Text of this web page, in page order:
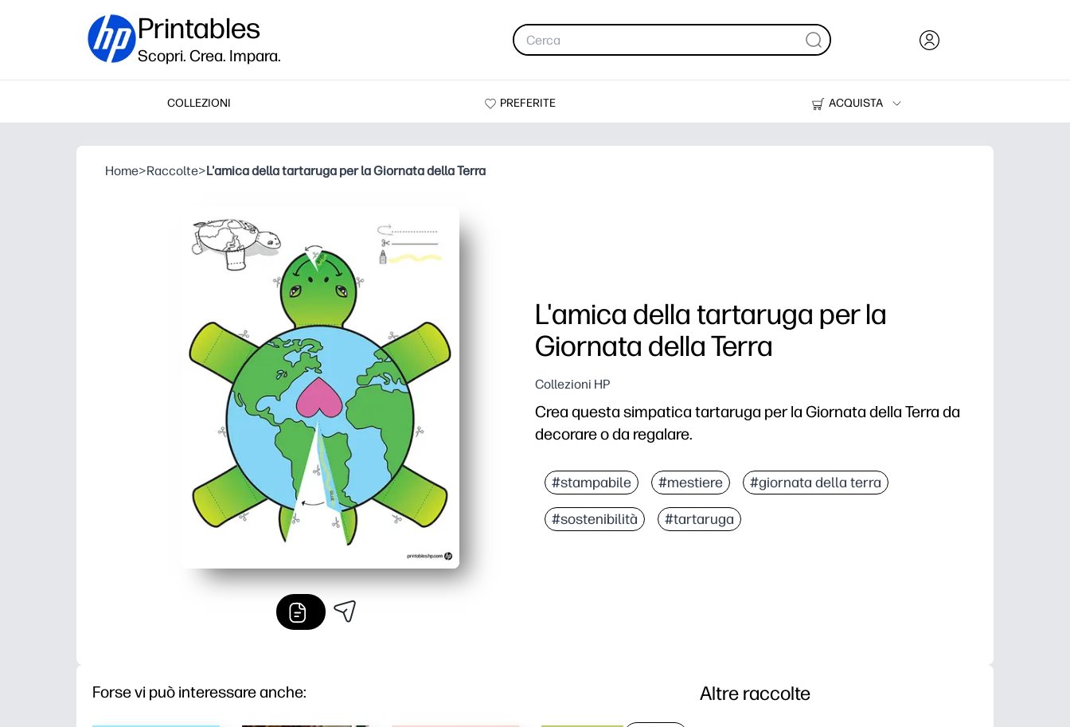
Printables
Scopri. Crea. Impara.
COLLEZIONI PREFERITE
ACQUISTA
Stampanti
Home>Raccolte>L'amica della tartaruga per la Giornata della Terra
L'amica della tartaruga per la
Giornata della Terra
Collezioni HP
Crea questa simpatica tartaruga per la Giornata della Terra da
decorare o da regalare.
#stampabile #mestiere #giornata della terra
#sostenibilità #tartaruga
Forse vi può interessare anche: Altre raccolte